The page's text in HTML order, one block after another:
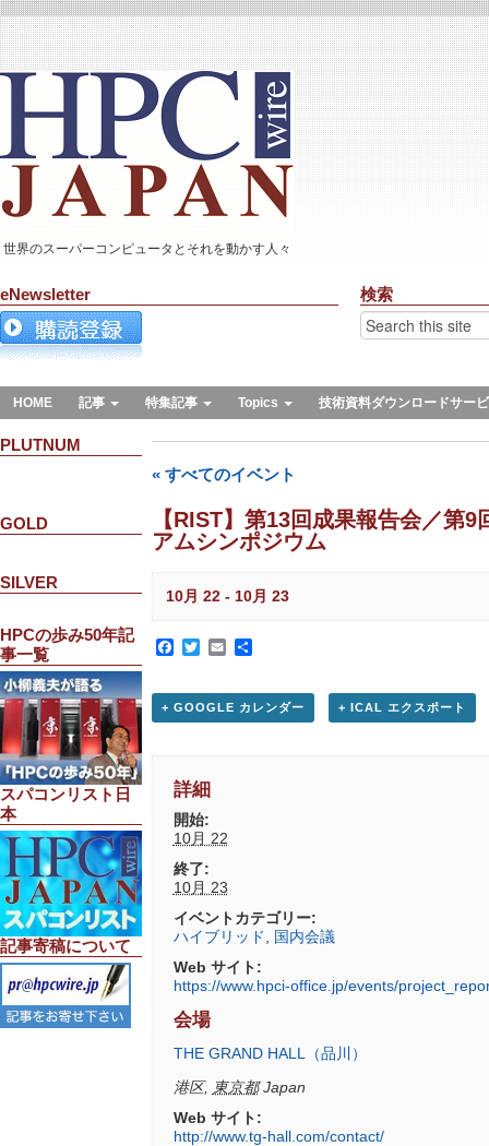
世界のスーパーコンピュータとそれを動かす人々
eNewsletter 検索
HOME 記事 特集記事 Topics 技術資料ダウンロードサー
PLUTNUM
GOLD
SILVER
HPCの歩み50年記
事一覧
スパコンリスト日
本
記事寄稿について
« すべてのイベント
【RIST】第13回成果報告会／第9
アムシンポジウム
10月 22- 10月 23
Facebook
TwitterEmail
共
+ GOOGLE カレンダー + ICAL エクスポート
詳細
開始:
10月 22
終了:
10月 23
イベントカテゴリー:
ハイブリッド
国内会議
Web サイト:
https://www.hpci-office.jp/events/
会場
THE GRAND HALL（品川）
港区, 東京都 Japan
Web サイト:
http://www.tg-hall.com/contact/